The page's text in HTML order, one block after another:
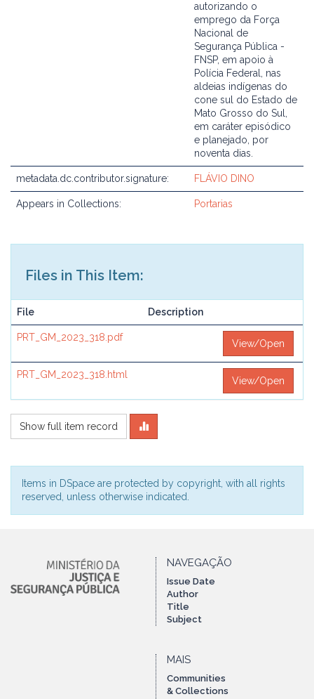
autorizando o
emprego da Força
Nacional de
Segurança Pública -
FNSP, em apoio à
Polícia Federal, nas
aldeias indígenas do
cone sul do Estado de
Mato Grosso do Sul,
em caráter episódico
e planejado, por
noventa dias.
metadata.dc.contributor.signature: FLÁVIO DINO
Appears in Collections: Portarias
Files in This Item:
File Description
PRT_GM_2023_318.pdf
View/Open
PRT_GM_2023_318.html
View/Open
Show full item record
Items in DSpace are protected by copyright, with all rights
reserved, unless otherwise indicated.
NAVEGAÇÃO
Issue Date
Author
Title
Subject
MAIS
Communities
& Collections